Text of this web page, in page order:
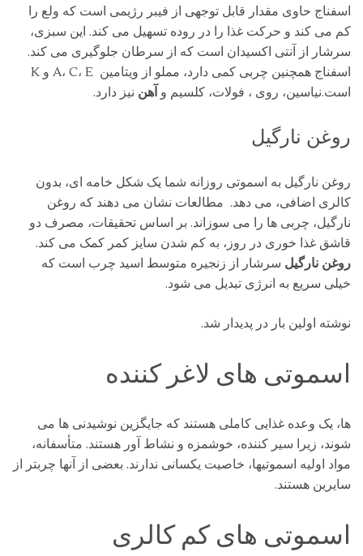
اسفناج حاوی مقدار قابل توجهی از فیبر رژیمی است که ولع را
کم می کند و حرکت غذا را در روده تسهیل می کند. این سبزی،
سرشار از آنتی اکسیدان است که از سرطان جلوگیری می کند.
اسفناج همچنین چربی کمی دارد، مملو از ویتامین A، C، E و K
است.نیاسین، روی ، فولات، کلسیم و آهن نیز دارد.
روغن نارگیل
روغن نارگیل به اسموتی روزانه شما یک شکل خامه ای، بدون
کالری اضافی، می دهد. مطالعات نشان می دهند که روغن
نارگیل، چربی ها را می سوزاند. بر اساس تحقیقات، مصرف دو
قاشق غذا خوری در روز، به کم شدن سایز کمر کمک می کند.
روغن نارگیل سرشار از زنجیره متوسط اسید چرب است که
خیلی سریع به انرژی تبدیل می شود.
نوشته اولین بار در پدیدار شد.
اسموتی های لاغر کننده
ها، یک وعده غذایی کاملی هستند که جایگزین نوشیدنی ها می
شوند، زیرا سیر کننده، خوشمزه و نشاط آور هستند. متأسفانه،
مواد اولیه اسموتیها، خاصیت یکسانی ندارند. بعضی از آنها چربتر از
سایرین هستند.
اسموتی های کم کالری